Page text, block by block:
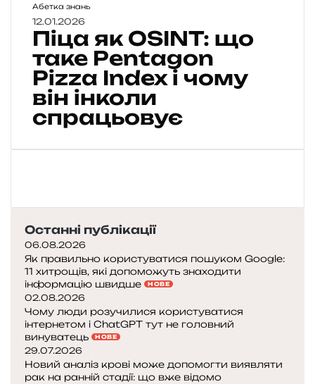
П
і
ц
я
к
O
I
а
к
е
P
e
n
t
g
o
n
Абетка знань
12.01.2026
Піца як OSINT: що
таке Pentagon
Pizza Index і чому
він інколи
спрацьовує
Останні публікації
06.08.2026
Як правильно користуватися пошуком Google:
11 хитрощів, які допоможуть знаходити
інформацію швидше
НОВЕ
02.08.2026
Чому люди розучилися користуватися
інтернетом і ChatGPT тут не головний
винуватець
НОВЕ
29.07.2026
Новий аналіз крові може допомогти виявляти
рак на ранній стадії: що вже відомо